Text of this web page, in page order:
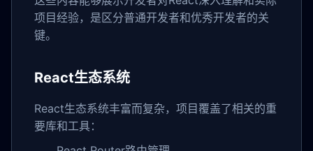
项目经验，是区分普通开发者和优秀开发者的关
键。
React生态系统
React生态系统丰富而复杂，项目覆盖了相关的重
要库和工具：